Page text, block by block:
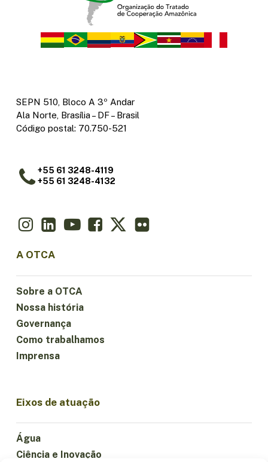
SEPN 510, Bloco A 3º Andar
Ala Norte, Brasília – DF – Brasil
Código postal: 70.750-521
+55 61 3248-4119
+55 61 3248-4132
A OTCA
Sobre a OTCA
Nossa história
Governança
Como trabalhamos
Imprensa
Eixos de atuação
Água
Ciência e Inovação